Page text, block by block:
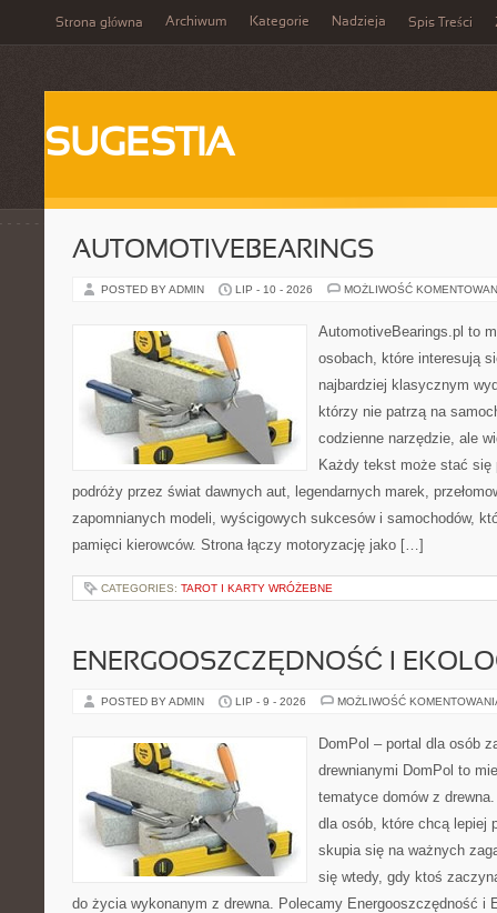
Strona główna Archiwum Kategorie Nadzieja Spis Treści
SUGESTIA
AUTOMOTIVEBEARINGS
POSTED BY ADMIN LIP - 10 - 2026 MOŻLIWOŚĆ
AutomotiveBearings.pl to
osobach, które interesują
najbardziej klasycznym
którzy nie patrzą na
codzienne narzędzie, ale
Każdy tekst może stać się
podróży przez świat dawnych aut, legendarnych marek,
zapomnianych modeli, wyścigowych sukcesów i samochodów,
pamięci kierowców. Strona łączy motoryzację jako […]
CATEGORIES: TAROT I KARTY WRÓŻEBNE
ENERGOOSZCZĘDNOŚĆ I
POSTED BY ADMIN LIP - 9 - 2026 MOŻLIWOŚĆ
DomPol – portal dla osób
drewnianymi DomPol to
tematyce domów z
dla osób, które chcą lepiej
skupia się na ważnych
się wtedy, gdy ktoś
do życia wykonanym z drewna. Polecamy Energooszczędność i